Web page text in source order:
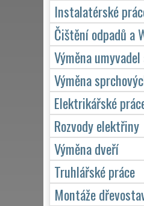
Instalatérské
Čištění odpadů a
Výměna umyvadel
Výměna
Elektrikářské
Rozvody elektřiny
Výměna dveří
Truhlářské práce
Montáže